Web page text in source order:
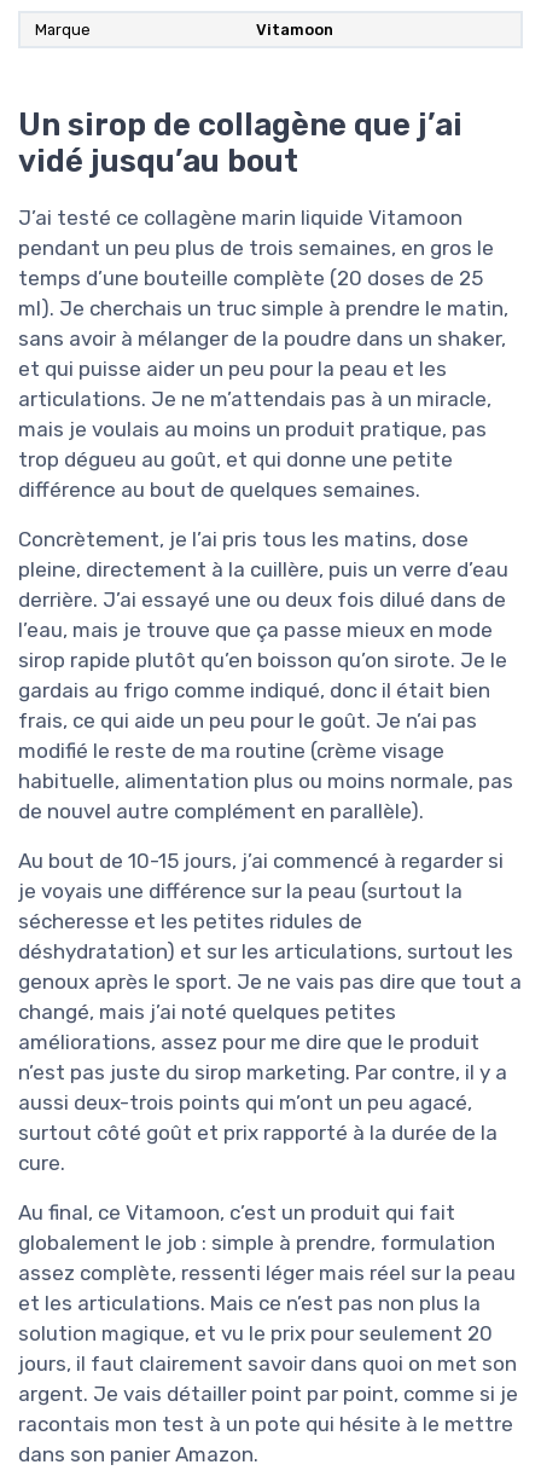
Marque Vitamoon
Un sirop de collagène que j’ai
vidé jusqu’au bout
J’ai testé ce collagène marin liquide Vitamoon
pendant un peu plus de trois semaines, en gros le
temps d’une bouteille complète (20 doses de 25
ml). Je cherchais un truc simple à prendre le matin,
sans avoir à mélanger de la poudre dans un shaker,
et qui puisse aider un peu pour la peau et les
articulations. Je ne m’attendais pas à un miracle,
mais je voulais au moins un produit pratique, pas
trop dégueu au goût, et qui donne une petite
différence au bout de quelques semaines.
Concrètement, je l’ai pris tous les matins, dose
pleine, directement à la cuillère, puis un verre d’eau
derrière. J’ai essayé une ou deux fois dilué dans de
l’eau, mais je trouve que ça passe mieux en mode
sirop rapide plutôt qu’en boisson qu’on sirote. Je le
gardais au frigo comme indiqué, donc il était bien
frais, ce qui aide un peu pour le goût. Je n’ai pas
modifié le reste de ma routine (crème visage
habituelle, alimentation plus ou moins normale, pas
de nouvel autre complément en parallèle).
Au bout de 10-15 jours, j’ai commencé à regarder si
je voyais une différence sur la peau (surtout la
sécheresse et les petites ridules de
déshydratation) et sur les articulations, surtout les
genoux après le sport. Je ne vais pas dire que tout a
changé, mais j’ai noté quelques petites
améliorations, assez pour me dire que le produit
n’est pas juste du sirop marketing. Par contre, il y a
aussi deux-trois points qui m’ont un peu agacé,
surtout côté goût et prix rapporté à la durée de la
cure.
Au final, ce Vitamoon, c’est un produit qui fait
globalement le job : simple à prendre, formulation
assez complète, ressenti léger mais réel sur la peau
et les articulations. Mais ce n’est pas non plus la
solution magique, et vu le prix pour seulement 20
jours, il faut clairement savoir dans quoi on met son
argent. Je vais détailler point par point, comme si je
racontais mon test à un pote qui hésite à le mettre
dans son panier Amazon.